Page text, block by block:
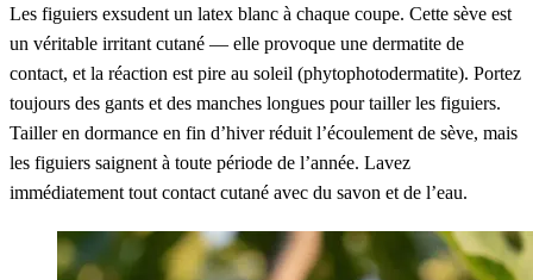
Les figuiers exsudent un latex blanc à chaque coupe. Cette sève est
un véritable irritant cutané — elle provoque une dermatite de
contact, et la réaction est pire au soleil (phytophotodermatite). Portez
toujours des gants et des manches longues pour tailler les figuiers.
Tailler en dormance en fin d’hiver réduit l’écoulement de sève, mais
les figuiers saignent à toute période de l’année. Lavez
immédiatement tout contact cutané avec du savon et de l’eau.